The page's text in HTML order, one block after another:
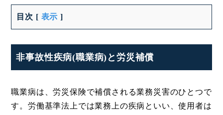
目次 [ 表示 ]
非事故性疾病(職業病)と労災補償
職業病は、労災保険で補償される業務災害のひとつで
す。労働基準法上では業務上の疾病といい、使用者は